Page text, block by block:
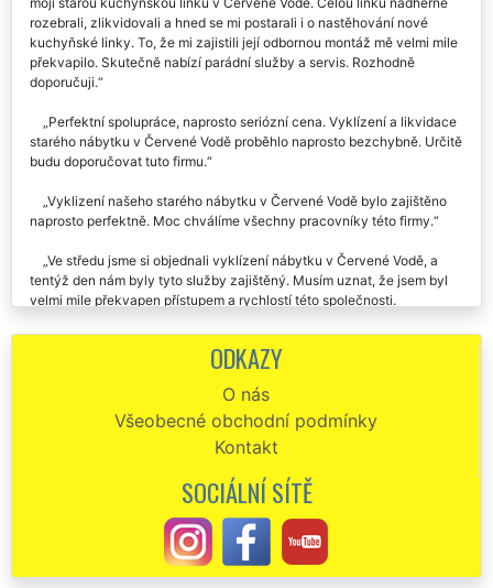
rozebrali, zlikvidovali a hned se mi postarali i o nastěhování nové
kuchyňské linky. To, že mi zajistili její odbornou montáž mě velmi mile
překvapilo. Skutečně nabízí parádní služby a servis. Rozhodně
doporučuji.
Perfektní spolupráce, naprosto seriózní cena. Vyklízení a likvidace
starého nábytku v Červené Vodě proběhlo naprosto bezchybně. Určitě
budu doporučovat tuto firmu.
Vyklizení našeho starého nábytku v Červené Vodě bylo zajištěno
naprosto perfektně. Moc chválíme všechny pracovníky této firmy.
Ve středu jsme si objednali vyklízení nábytku v Červené Vodě, a
tentýž den nám byly tyto služby zajištěný. Musím uznat, že jsem byl
velmi mile překvapen přístupem a rychlostí této společnosti.
Minulý týden nám firma EXTRA VYKLÍZENÍ zajišťovala vyklízení
ochotní a pracovití zaměstnanci. Po vyklízení veškerého nábytku nám
zajistili i špičkové úklidové služby. Děkujeme a moc moc chválíme.
Chtěla bych moc pochválit a poděkovat této společnosti, že se mi
postarali o vyklizení veškerého starého nábytku z mého bytu v
Červené Vodě. Ještě jednou děkuju a doporučuju.
Vyklizení staré sedací soupravy v Červené Vodě. Vše proběhlo na
ODKAZY
O nás
Všeobecné obchodní podmínky
Kontakt
SOCIÁLNÍ SÍTĚ